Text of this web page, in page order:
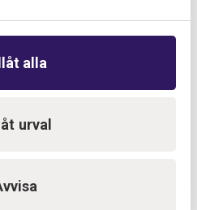
alla
urval
och arbetsmiljö.
förvaltning samt